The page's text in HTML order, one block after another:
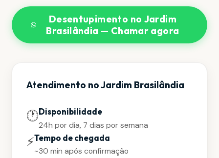
Desentupimento no Jardim
Brasilândia — Chamar agora
Atendimento no Jardim Brasilândia
🕐Disponibilidade
24h por dia, 7 dias por semana
⚡Tempo de chegada
~30 min após confirmação